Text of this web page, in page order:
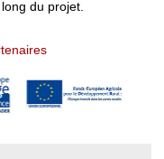
du projet.